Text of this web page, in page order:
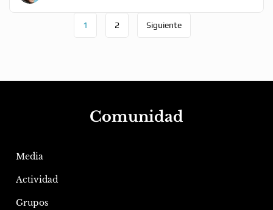
1 2 Siguiente
Comunidad
Media
Actividad
Grupos